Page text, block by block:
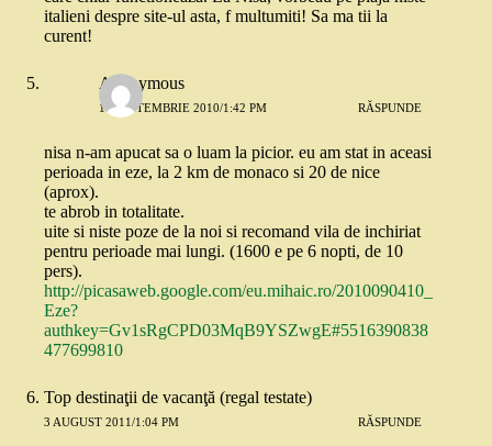
italieni despre site-ul asta, f multumiti! Sa ma tii la
curent!
Anonymous
16 SEPTEMBRIE 2010/1:42 PM RĂSPUNDE
nisa n-am apucat sa o luam la picior. eu am stat in aceasi
perioada in eze, la 2 km de monaco si 20 de nice
(aprox).
te abrob in totalitate.
uite si niste poze de la noi si recomand vila de inchiriat
pentru perioade mai lungi. (1600 e pe 6 nopti, de 10
pers).
http://picasaweb.google.com/eu.mihaic.ro/2010090410_
Eze?
authkey=Gv1sRgCPD03MqB9YSZwgE#5516390838
477699810
Top destinaţii de vacanţă (regal testate)
3 AUGUST 2011/1:04 PM RĂSPUNDE